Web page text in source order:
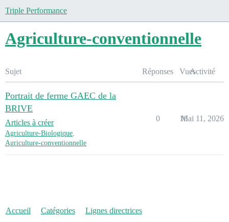
Triple Performance
Agriculture-conventionnelle
Sujet Réponses VuesActivité
Portrait de ferme GAEC de la
BRIVE
Articles à créer
Agriculture-Biologique,
Agriculture-conventionnelle
0 16
Mai 11, 2026
Accueil Catégories Lignes directrices